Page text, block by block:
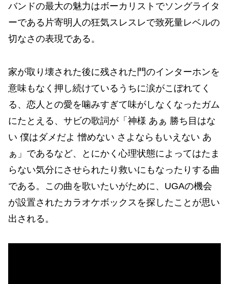
バンドの最大の魅力はボーカリストでソングライタ
ーである片寄明人の狂気スレスレで致死量レベルの
切なさの表現である。
家が取り壊された後に残された門のインターホンを
意味もなく押し続けているうちに涙がこぼれてく
る、恋人との愛を噛みすぎて味がしなくなったガム
にたとえる、サビの歌詞が「神様 あぁ 勝ち目はな
い 僕はダメだよ 憎めない さよならもいえない あ
ぁ」であるなど、とにかく心理状態によってはたま
らない気分にさせられたり救いにもなったりする曲
である。この曲を歌いたいがために、UGAの機会
が設置されたカラオケボックスを探したことが思い
出される。